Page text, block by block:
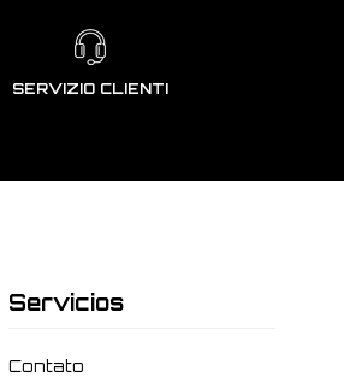
SERVIZIO CLIENTI
Servicios
Contato